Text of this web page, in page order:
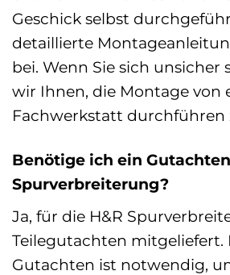
Geschick selbst
detaillierte
bei. Wenn Sie sich unsicher
wir Ihnen, die Montage von
Fachwerkstatt durchführen
Benötige ich ein
Spurverbreiterung?
Ja, für die H&R
Teilegutachten mitgeliefert.
Gutachten ist notwendig,